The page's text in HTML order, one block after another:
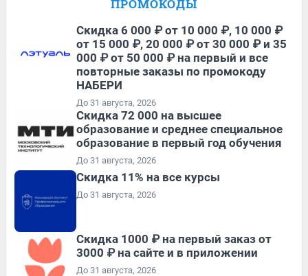
ПРОМОКОДЫ
Скидка 6 000 ₽ от 10 000 ₽, 10 000 ₽
от 15 000 ₽, 20 000 ₽ от 30 000 ₽ и 35
000 ₽ от 50 000 ₽ на первый и все
повторные заказы по промокоду
НАБЕРИ
До 31 августа, 2026
Скидка 72 000 на высшее
образование и среднее специальное
образование в первый год обучения
До 31 августа, 2026
Скидка 11% на все курсы
До 31 августа, 2026
Скидка 1000 ₽ на первый заказ от
3000 ₽ на сайте и в приложении
До 31 августа, 2026